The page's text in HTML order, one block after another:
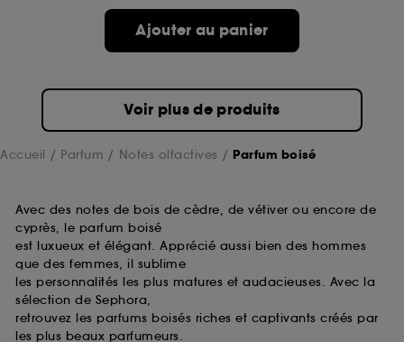
Ajouter au panier
Voir plus de produits
Accueil Parfum Notes olfactives Parfum boisé
Avec des notes de bois de cèdre, de vétiver ou encore de
cyprès, le parfum boisé
est luxueux et élégant. Apprécié aussi bien des hommes
que des femmes, il sublime
les personnalités les plus matures et audacieuses. Avec la
sélection de Sephora,
retrouvez les parfums boisés riches et captivants créés par
les plus beaux parfumeurs.
prolongée vous permettant d’accéder à votre
compte lors de votre prochaine visite sur le site
sans saisir à nouveau votre identifiant et mot de
pouvez personnaliser vos choix concernant le dépôt
Sephora pourra associer les informations de
navigation collectées par ces Cookies, pour les
finalités acceptées, avec les données personnelles
collectées ou générées lors de votre activité en ligne
ou en magasin. Pour refuser tous les cookies, cliques
sur "continuer sans accepter". Voous pouvez à tout
moment choisir de retirer votrte consentement. Si vous
souhaitez obtenir plus d'information sur les cookies